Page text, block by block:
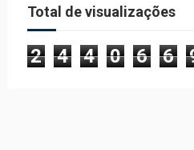
Total de visualizações
2 4 4 0 6 6